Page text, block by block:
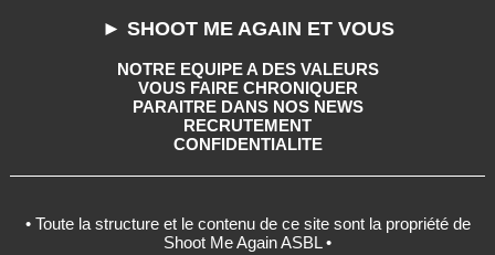
► SHOOT ME AGAIN ET VOUS
NOTRE EQUIPE A DES VALEURS
VOUS FAIRE CHRONIQUER
PARAITRE DANS NOS NEWS
RECRUTEMENT
CONFIDENTIALITE
• Toute la structure et le contenu de ce site sont la propriété de
Shoot Me Again ASBL •